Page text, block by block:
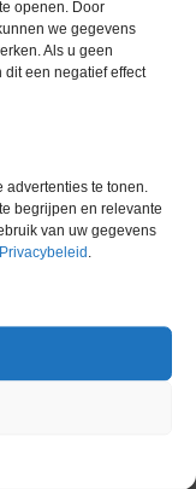
openen. Door
we gegevens
Als u geen
dit een negatief effect
advertenties te tonen.
begrijpen en relevante
van uw gegevens
.